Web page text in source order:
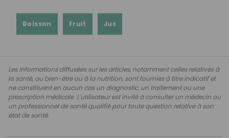
Boisson Fruit Jus
Les informations diffusées sur les articles, notamment celles relatives à
la santé, au bien-être ou à la nutrition, sont fournies à titre indicatif et
ne constituent en aucun cas un diagnostic, un traitement ou une
prescription médicale. L'utilisateur est invité à consulter un médecin ou
un professionnel de santé qualifié pour toute question relative à son
état de santé.